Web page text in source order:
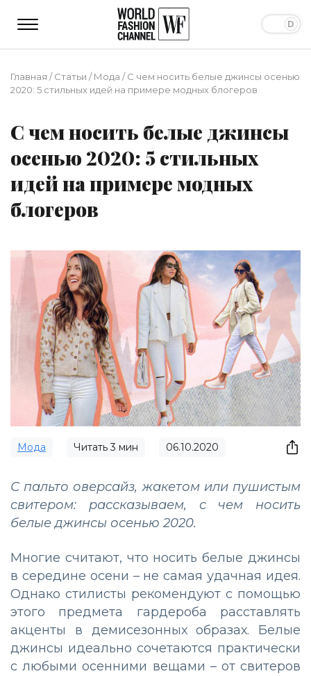
Главная /Статьи /Мода /С чем носить белые джинсы осенью
2020: 5 стильных идей на примере модных блогеров
С чем носить белые джинсы
осенью 2020: 5 стильных
идей на примере модных
блогеров
Мода Читать3 мин 06.10.2020
С пальто оверсайз, жакетом или пушистым
свитером: рассказываем, с чем носить
белые джинсы осенью 2020.
Многие считают, что носить белые джинсы
в середине осени – не самая удачная идея.
Однако стилисты рекомендуют с помощью
этого предмета гардероба расставлять
акценты в демисезонных образах. Белые
джинсы идеально сочетаются практически
с любыми осенними вещами – от свитеров